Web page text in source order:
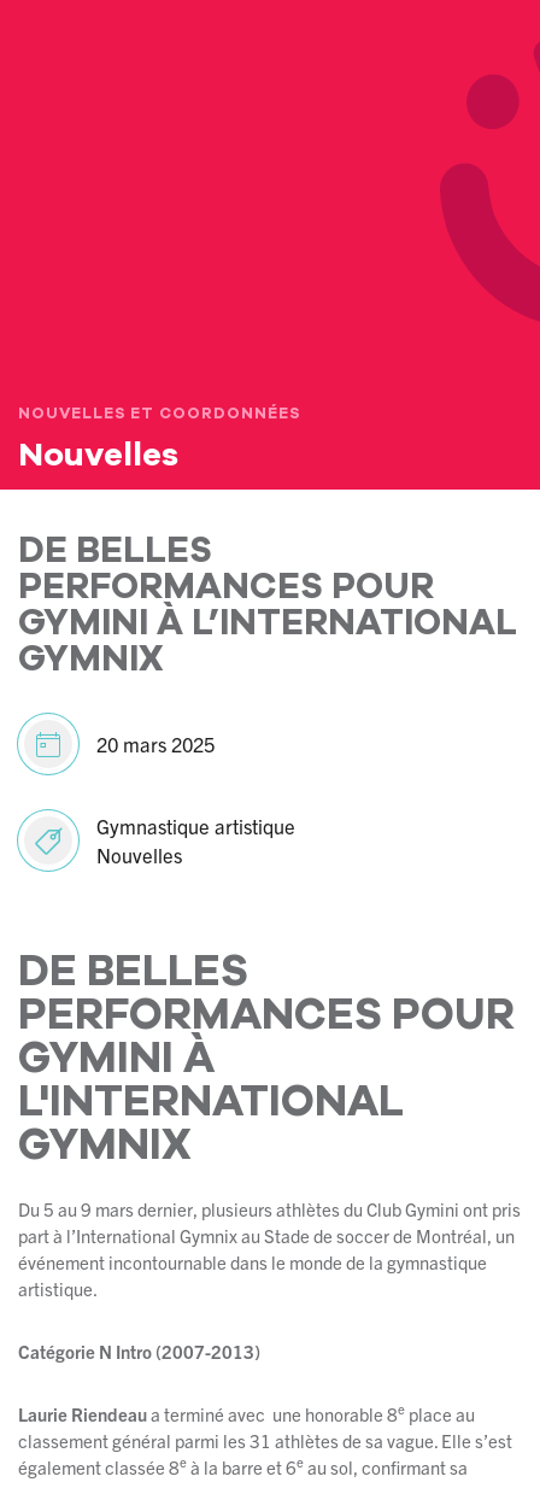
NOUVELLES ET COORDONNÉES
Nouvelles
DE BELLES
PERFORMANCES POUR
GYMINI À L’INTERNATIONAL
GYMNIX
20 mars 2025
Gymnastique artistique
Nouvelles
DE BELLES
PERFORMANCES POUR
GYMINI À
L'INTERNATIONAL
GYMNIX
Du 5 au 9 mars dernier, plusieurs athlètes du Club Gymini ont pris
part à l’International Gymnix au Stade de soccer de Montréal, un
événement incontournable dans le monde de la gymnastique
artistique.
Catégorie N Intro (2007-2013)
Laurie Riendeaua terminé avec une honorable 8e place au
classement général parmi les 31 athlètes de sa vague. Elle s’est
également classée 8e à la barre et 6e au sol, confirmant sa